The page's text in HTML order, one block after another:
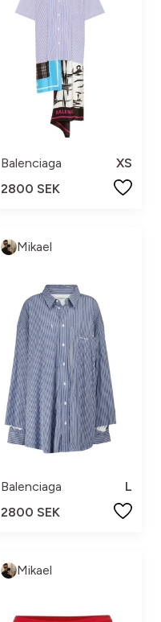
Balenciaga
XS
2800 SEK
Mikael
Balenciaga
L
2800 SEK
Mikael